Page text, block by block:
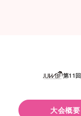
第11
大会概要